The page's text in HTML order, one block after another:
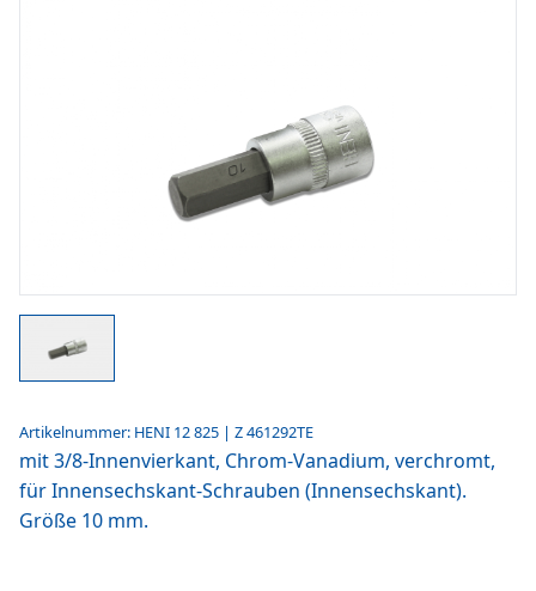
Artikelnummer: HENI 12 825 | Z 461292TE
mit 3/8-Innenvierkant, Chrom-Vanadium, verchromt,
für Innensechskant-Schrauben (Innensechskant).
Größe 10 mm.